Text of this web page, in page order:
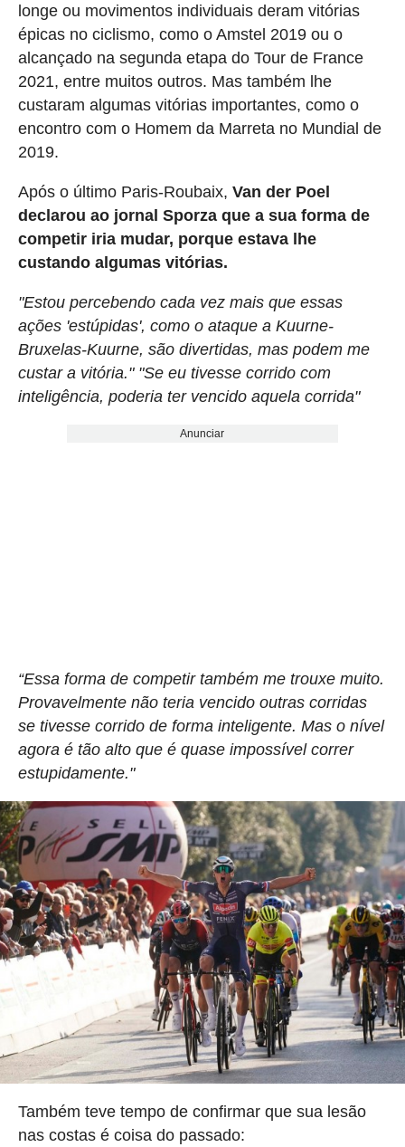
longe ou movimentos individuais deram vitórias
épicas no ciclismo, como o Amstel 2019 ou o
alcançado na segunda etapa do Tour de France
2021, entre muitos outros. Mas também lhe
custaram algumas vitórias importantes, como o
encontro com o Homem da Marreta no Mundial de
2019.
Após o último Paris-Roubaix, Van der Poel
declarou ao jornal Sporza que a sua forma de
competir iria mudar, porque estava lhe
custando algumas vitórias.
"Estou percebendo cada vez mais que essas
ações 'estúpidas', como o ataque a Kuurne-
Bruxelas-Kuurne, são divertidas, mas podem me
custar a vitória." "Se eu tivesse corrido com
inteligência, poderia ter vencido aquela corrida"
Anunciar
“Essa forma de competir também me trouxe muito.
Provavelmente não teria vencido outras corridas
se tivesse corrido de forma inteligente. Mas o nível
agora é tão alto que é quase impossível correr
estupidamente."
Também teve tempo de confirmar que sua lesão
nas costas é coisa do passado: